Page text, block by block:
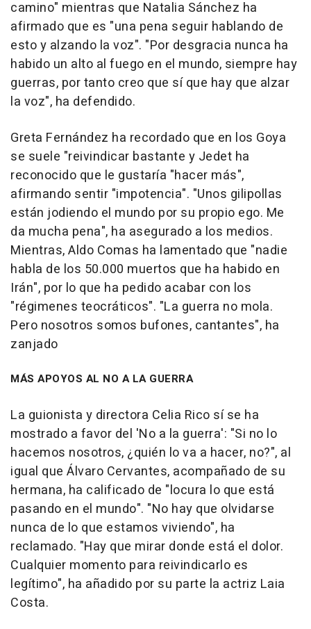
camino" mientras que Natalia Sánchez ha
afirmado que es "una pena seguir hablando de
esto y alzando la voz". "Por desgracia nunca ha
habido un alto al fuego en el mundo, siempre hay
guerras, por tanto creo que sí que hay que alzar
la voz", ha defendido.
Greta Fernández ha recordado que en los Goya
se suele "reivindicar bastante y Jedet ha
reconocido que le gustaría "hacer más",
afirmando sentir "impotencia". "Unos gilipollas
están jodiendo el mundo por su propio ego. Me
da mucha pena", ha asegurado a los medios.
Mientras, Aldo Comas ha lamentado que "nadie
habla de los 50.000 muertos que ha habido en
Irán", por lo que ha pedido acabar con los
"régimenes teocráticos". "La guerra no mola.
Pero nosotros somos bufones, cantantes", ha
zanjado
MÁS APOYOS AL NO A LA GUERRA
La guionista y directora Celia Rico sí se ha
mostrado a favor del 'No a la guerra': "Si no lo
hacemos nosotros, ¿quién lo va a hacer, no?", al
igual que Álvaro Cervantes, acompañado de su
hermana, ha calificado de "locura lo que está
pasando en el mundo". "No hay que olvidarse
nunca de lo que estamos viviendo", ha
reclamado. "Hay que mirar donde está el dolor.
Cualquier momento para reivindicarlo es
legítimo", ha añadido por su parte la actriz Laia
Costa.